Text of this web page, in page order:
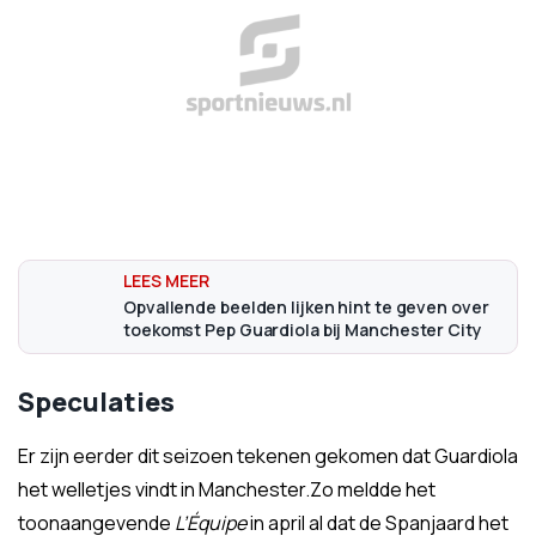
Opvallende beelden lijken hint te geven over
toekomst Pep Guardiola bij Manchester City
Speculaties
Er zijn eerder dit seizoen tekenen gekomen dat Guardiola
het welletjes vindt in Manchester.Zo meldde het
toonaangevende L’Équipein april al dat de Spanjaard het